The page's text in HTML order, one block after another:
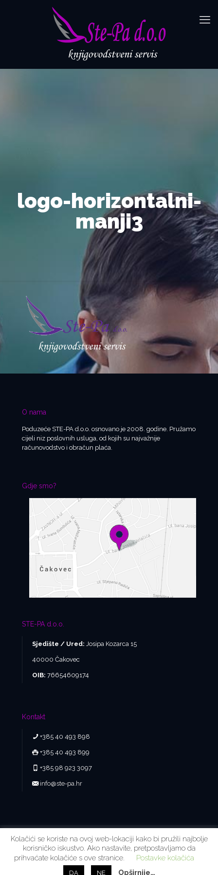
logo-horizontalni-
manji3
O nama
Poduzeće STE-PA d.o.o. osnovano je 2008. godine. Pružamo
cijeli niz poslovnih usluga, od kojih su najvažnije
računovodstvo i obračun plaća.
Gdje smo?
STE-PA d.o.o.
Sjedište / Ured: Josipa Kozarca 15
40000 Čakovec
OIB: 76654609174
Kontakt
+385 40 493 898
+385 40 493 899
+385 98 923 3097
info@ste-pa.hr
Copyright © 2018 - 2026 Ste-Pa.hr Sva prava zadržana.
Web byDesign-ika.com & Kolarich.Agency
Kolačići se koriste na ovoj web-lokaciji kako bi pružili najbolje
korisničko iskustvo. Ako nastavite, pretpostavljamo da
prihvaćate kolačiće s ove stranice.
Postavke kolačića
DA NE Opširnije…